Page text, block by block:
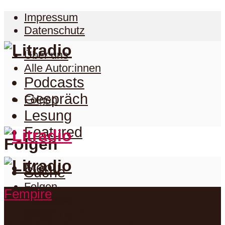
Impressum
Datenschutz
Über uns
Alle Autor:innen
Folgen
Folgen
Folgen
Facebook
Podcasts
Gespräch
Lesung
Featured
Menu
Suche
Podcasts
Fempire